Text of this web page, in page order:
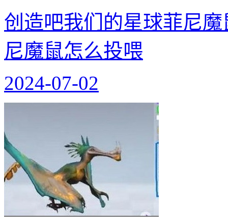
创造吧我们的星球菲尼
尼魔鼠怎么投喂
2024-07-02